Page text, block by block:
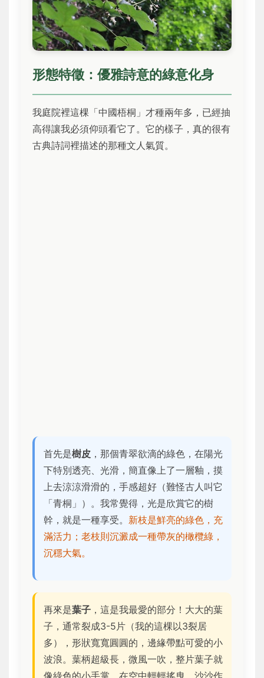
形態特徵：優雅詩意的綠意化身
我庭院裡這棵「中國梧桐」才種兩年多，已經抽
高得讓我必須仰頭看它了。它的樣子，真的很有
古典詩詞裡描述的那種文人氣質。
首先是樹皮 ，那個青翠欲滴的綠色，在陽光
下特別透亮、光滑，簡直像上了一層釉，摸
上去涼涼滑滑的，手感超好（難怪古人叫它
「青桐」）。我常覺得，光是欣賞它的樹
幹，就是一種享受。 新枝是鮮亮的綠色，充
滿活力；老枝則沉澱成一種帶灰的橄欖綠，
沉穩大氣。
再來是葉子 ，這是我最愛的部分！大大的葉
子，通常裂成3-5片（我的這棵以3裂居
多），形狀寬寬圓圓的，邊緣帶點可愛的小
波浪。葉柄超級長，微風一吹，整片葉子就
像綠色的小手掌，在空中輕輕搖曳，沙沙作